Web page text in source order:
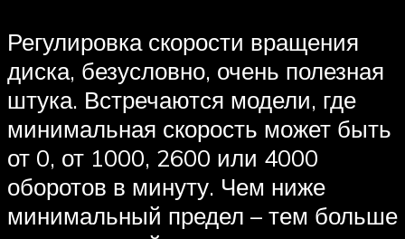
Регулировка скорости вращения
диска, безусловно, очень полезная
штука. Встречаются модели, где
минимальная скорость может быть
от 0, от 1000, 2600 или 4000
оборотов в минуту. Чем ниже
минимальный предел – тем больше